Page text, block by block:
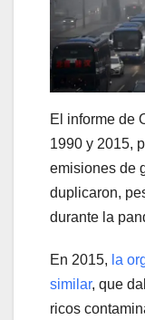
El informe de
1990 y 2015,
emisiones de
duplicaron,
durante la
En 2015, la
similar, que
ricos